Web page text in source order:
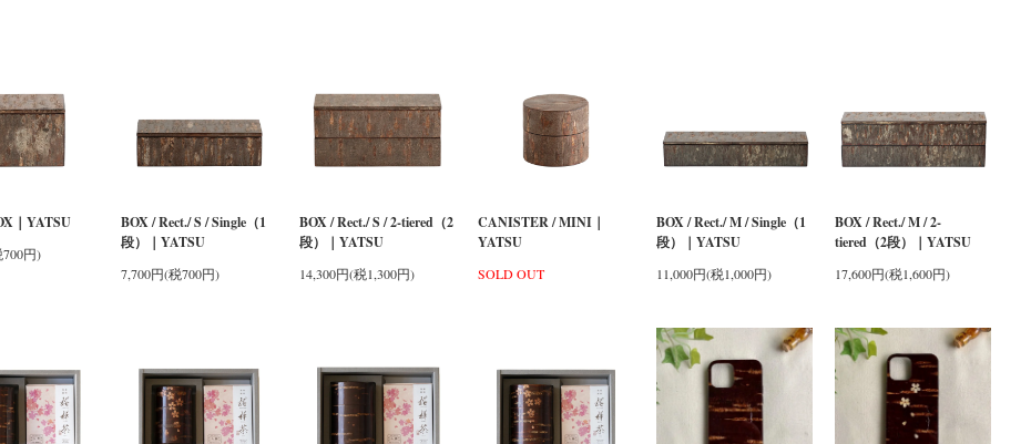
｜YATSU
円)
BOX / Rect./ S / Single（1
段）｜YATSU
7,700円(税700円)
BOX / Rect./ S / 2-tiered（2
段）｜YATSU
14,300円(税1,300円)
CANISTER / MINI｜
YATSU
SOLD OUT
BOX / Rect./ M / Single（1
段）｜YATSU
11,000円(税1,000円)
BOX / Rect./ M / 2-
tiered（2段）｜YATSU
17,600円(税1,600円)